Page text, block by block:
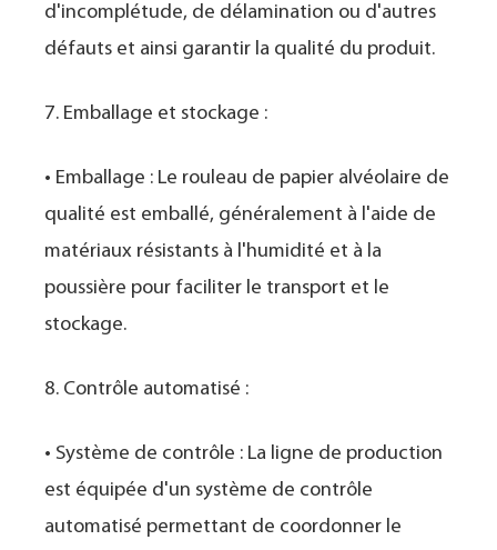
d'incomplétude, de délamination ou d'autres
défauts et ainsi garantir la qualité du produit.
7. Emballage et stockage :
• Emballage : Le rouleau de papier alvéolaire de
qualité est emballé, généralement à l'aide de
matériaux résistants à l'humidité et à la
poussière pour faciliter le transport et le
stockage.
8. Contrôle automatisé :
• Système de contrôle : La ligne de production
est équipée d'un système de contrôle
automatisé permettant de coordonner le